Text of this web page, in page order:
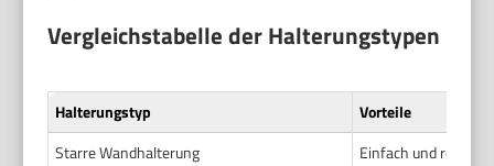
Vergleichstabelle der Halterungstypen
Halterungstyp
Vorteile
Starre Wandhalterung
Einfach und robust.